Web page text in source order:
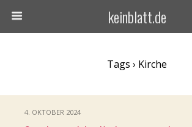
keinblatt.de
Tags › Kirche
4. OKTOBER 2024